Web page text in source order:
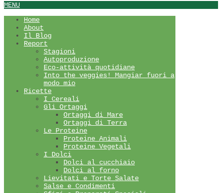
MENU
Home
About
Il Blog
Report
Stagioni
Autoproduzione
Eco-attività quotidiane
Into the veggies! Mangiar fuori a
modo mio
Ricette
I Cereali
Gli Ortaggi
Ortaggi di Mare
Ortaggi di Terra
Le Proteine
Proteine Animali
Proteine Vegetali
I Dolci
Dolci al cucchiaio
Dolci al forno
Lievitati e Torte Salate
Salse e Condimenti